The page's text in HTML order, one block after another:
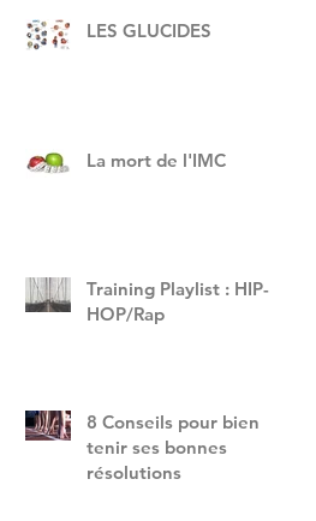
LES GLUCIDES
La mort de l'IMC
Training Playlist : HIP-
HOP/Rap
8 Conseils pour bien
tenir ses bonnes
résolutions